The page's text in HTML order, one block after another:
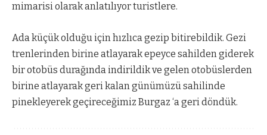
mimarisi olarak anlatılıyor turistlere.
Ada küçük olduğu için hızlıca gezip bitirebildik. Gezi
trenlerinden birine atlayarak epeyce sahilden giderek
bir otobüs durağında indirildik ve gelen otobüslerden
birine atlayarak geri kalan günümüzü sahilinde
pinekleyerek geçireceğimiz Burgaz ‘a geri döndük.